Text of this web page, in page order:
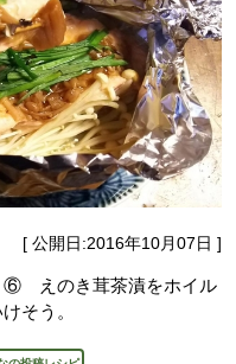
[ 公開日:2016年10月07日 ]
⑥ えのき茸茶漬をホイル
そう。